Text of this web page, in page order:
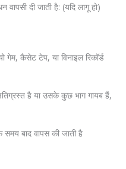
दी जाती है: (यदि लागू हो)
गेम, कैसेट टेप, या विनाइल रिकॉर्ड
है या उसके कुछ भाग गायब हैं,
बाद वापस की जाती है